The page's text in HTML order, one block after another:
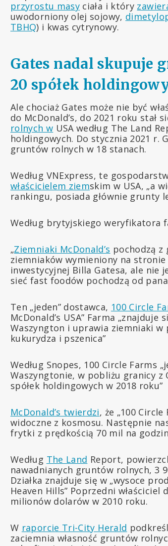
przyrostu masy ciała i który
uwodorniony olej sojowy,
TBHQ) i kwas cytrynowy.
Gates nadal skupuje
20 spółek
Ale chociaż Gates może nie być
do McDonald’s, do 2021 roku stał
rolnych w USA według The Land
holdingowych. Do stycznia 2021 r.
gruntów rolnych w 18 stanach.
Według VNExpress, te
właścicielem ziemskim w USA, „a
rankingu, posiada głównie grunty
Według brytyjskiego weryfikatora
„Ziemniaki McDonald’s pochodzą z
ziemniaków wymieniony na
inwestycyjnej Billa Gatesa, ale nie
sieć fast foodów pochodzą od pana
Ten „jeden” dostawca, 100 Circle
McDonald’s USA” Farma
Waszyngton i uprawia ziemniaki w
kukurydza i pszenica”
Według Snopes, 100 Circle Farms
Waszyngtonie, w pobliżu granicy z
spółek holdingowych w 2018 roku”
McDonald’s twierdzi, że „100
widoczne z kosmosu. Następnie
frytki z prędkością 70 mil na
Według The Land Report,
nawadnianych gruntów rolnych, 3
Działka znajduje się w „wysoce
Heaven Hills” Poprzedni właściciel
milionów dolarów w 2010 roku.
W raporcie Tri-City Herald
zaciemnia własność gruntów